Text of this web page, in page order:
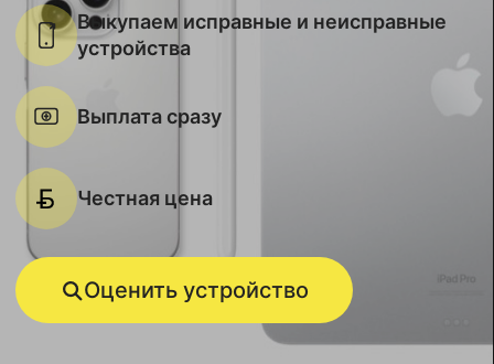
Выкупаем исправные и неисправные
устройства
Выплата сразу
Честная цена
Оценить устройство